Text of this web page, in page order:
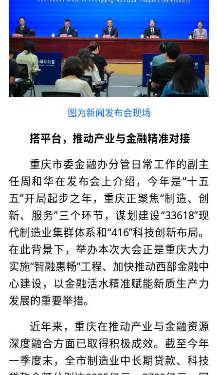
图为新闻发布会现场
搭平台，推动产业与金融精准对接
重庆市委金融办分管日常工作的副主
任周和华在发布会上介绍，今年是“十五
五”开局起步之年，重庆正聚焦“制造、创
新、服务”三个环节，谋划建设“33618”现
代制造业集群体系和“416”科技创新布局。
在此背景下，举办本次大会正是重庆大力
实施“智融惠畅”工程、加快推动西部金融中
心建设，以金融活水精准赋能新质生产力
发展的重要举措。
近年来，重庆在推动产业与金融资源
深度融合方面已取得积极成效。截至今年
一季度末，全市制造业中长期贷款、科技